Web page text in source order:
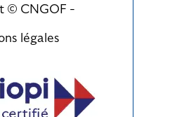
© CNGOF -
légales